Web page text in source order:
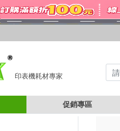
印表機耗材專家
促銷專區
canon彩色碳粉匣 crg-069 / mf756cx